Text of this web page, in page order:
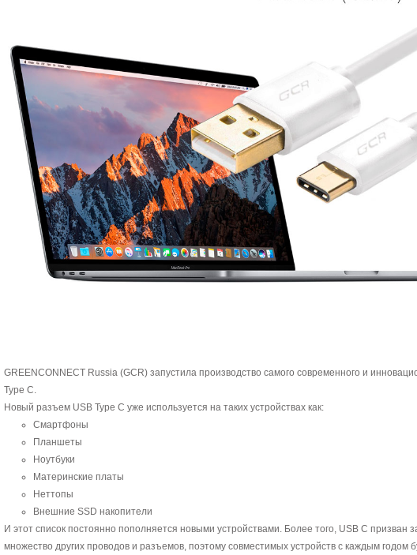
GREENCONNECT Russia (GCR) запустила производство самого современного и
Type C.
Новый разъем USB Type C уже используется на таких устройствах как:
Смартфоны
Планшеты
Ноутбуки
Материнские платы
Неттопы
Внешние SSD накопители
И этот список постоянно пополняется новыми устройствами. Более того, USB C призван
множество других проводов и разъемов, поэтому совместимых устройств с каждым годом